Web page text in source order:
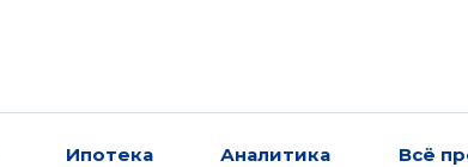
Ипотека Аналитика Всё